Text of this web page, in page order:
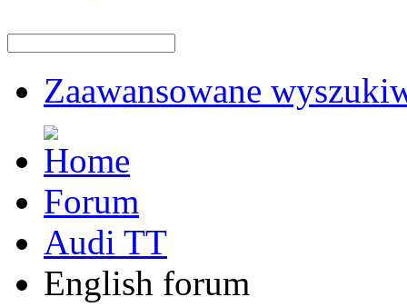
Zaawansowane
Forum
Audi TT
English forum